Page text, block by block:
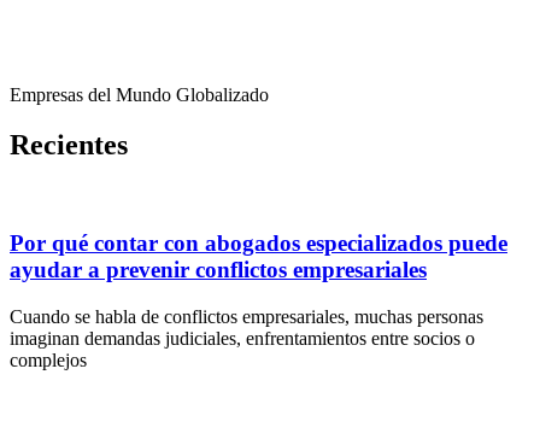
Empresas del Mundo Globalizado
Recientes
Por qué contar con abogados especializados puede
ayudar a prevenir conflictos empresariales
Cuando se habla de conflictos empresariales, muchas personas
imaginan demandas judiciales, enfrentamientos entre socios o
complejos